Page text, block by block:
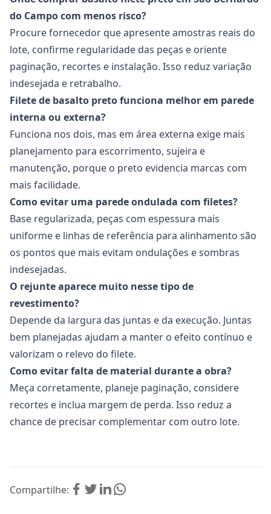
do Campo com menos risco?
Procure fornecedor que apresente amostras reais do
lote, confirme regularidade das peças e oriente
paginação, recortes e instalação. Isso reduz variação
indesejada e retrabalho.
Filete de basalto preto funciona melhor em parede
interna ou externa?
Funciona nos dois, mas em área externa exige mais
planejamento para escorrimento, sujeira e
manutenção, porque o preto evidencia marcas com
mais facilidade.
Como evitar uma parede ondulada com filetes?
Base regularizada, peças com espessura mais
uniforme e linhas de referência para alinhamento são
os pontos que mais evitam ondulações e sombras
indesejadas.
O rejunte aparece muito nesse tipo de
revestimento?
Depende da largura das juntas e da execução. Juntas
bem planejadas ajudam a manter o efeito contínuo e
valorizam o relevo do filete.
Como evitar falta de material durante a obra?
Meça corretamente, planeje paginação, considere
recortes e inclua margem de perda. Isso reduz a
chance de precisar complementar com outro lote.
Compartilhe: